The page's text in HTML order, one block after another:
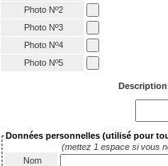
Photo Nº2
Photo Nº3
Photo Nº4
Photo Nº5
Données personnelles (utilisé pour
(mettez 1 espace si vous
Nom